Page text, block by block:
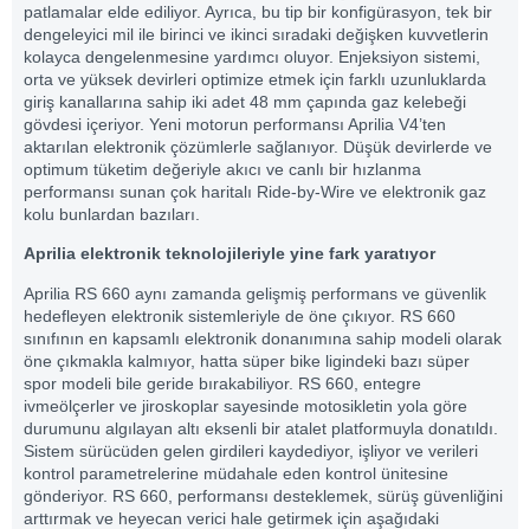
patlamalar elde ediliyor. Ayrıca, bu tip bir konfigürasyon, tek bir
dengeleyici mil ile birinci ve ikinci sıradaki değişken kuvvetlerin
kolayca dengelenmesine yardımcı oluyor. Enjeksiyon sistemi,
orta ve yüksek devirleri optimize etmek için farklı uzunluklarda
giriş kanallarına sahip iki adet 48 mm çapında gaz kelebeği
gövdesi içeriyor. Yeni motorun performansı Aprilia V4’ten
aktarılan elektronik çözümlerle sağlanıyor. Düşük devirlerde ve
optimum tüketim değeriyle akıcı ve canlı bir hızlanma
performansı sunan çok haritalı Ride-by-Wire ve elektronik gaz
kolu bunlardan bazıları.
Aprilia elektronik teknolojileriyle yine fark yaratıyor
Aprilia RS 660 aynı zamanda gelişmiş performans ve güvenlik
hedefleyen elektronik sistemleriyle de öne çıkıyor. RS 660
sınıfının en kapsamlı elektronik donanımına sahip modeli olarak
öne çıkmakla kalmıyor, hatta süper bike ligindeki bazı süper
spor modeli bile geride bırakabiliyor. RS 660, entegre
ivmeölçerler ve jiroskoplar sayesinde motosikletin yola göre
durumunu algılayan altı eksenli bir atalet platformuyla donatıldı.
Sistem sürücüden gelen girdileri kaydediyor, işliyor ve verileri
kontrol parametrelerine müdahale eden kontrol ünitesine
gönderiyor. RS 660, performansı desteklemek, sürüş güvenliğini
arttırmak ve heyecan verici hale getirmek için aşağıdaki